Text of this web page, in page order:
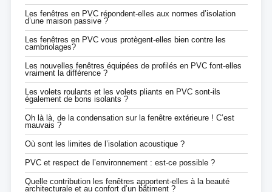
Les fenêtres en PVC répondent-elles aux normes d’isolation
d’une maison passive ?
Les fenêtres en PVC vous protègent-elles bien contre les
cambriolages?
Les nouvelles fenêtres équipées de profilés en PVC font-elles
vraiment la différence ?
Les volets roulants et les volets pliants en PVC sont-ils
également de bons isolants ?
Oh là là, de la condensation sur la fenêtre extérieure ! C’est
mauvais ?
Où sont les limites de l’isolation acoustique ?
PVC et respect de l’environnement : est-ce possible ?
Quelle contribution les fenêtres apportent-elles à la beauté
architecturale et au confort d’un bâtiment ?